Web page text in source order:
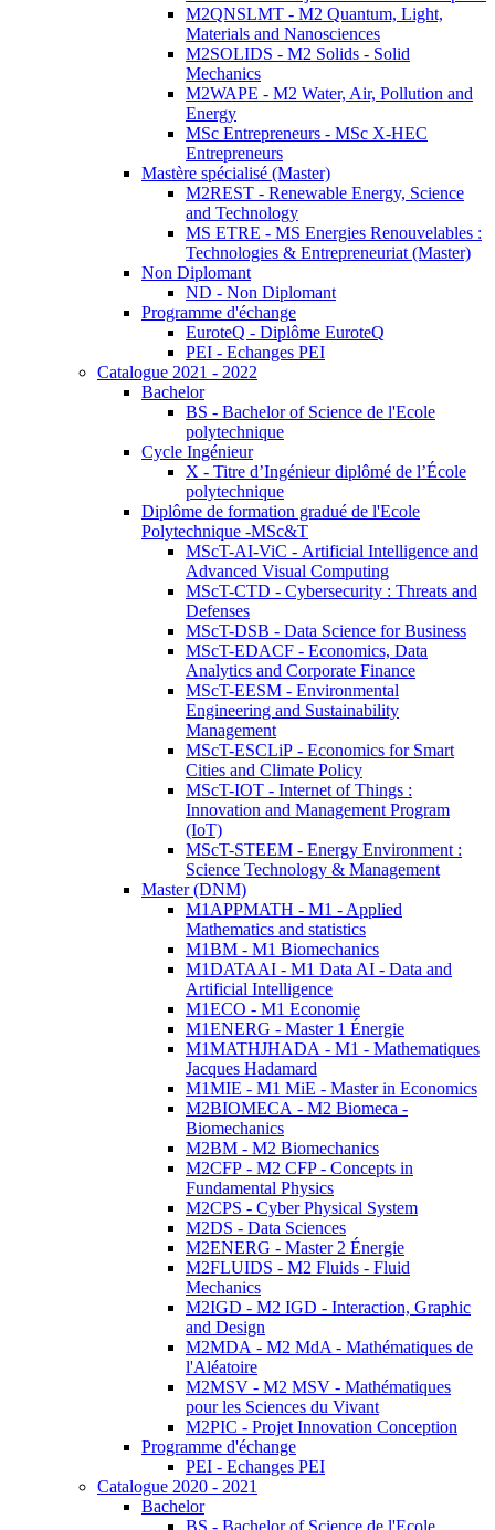
M2QNSLMT - M2 Quantum, Light,
Materials and Nanosciences
M2SOLIDS - M2 Solids - Solid
Mechanics
M2WAPE - M2 Water, Air, Pollution and
Energy
MSc Entrepreneurs - MSc X-HEC
Entrepreneurs
Mastère spécialisé (Master)
M2REST - Renewable Energy, Science
and Technology
MS ETRE - MS Energies Renouvelables :
Technologies & Entrepreneuriat (Master)
Non Diplomant
ND - Non Diplomant
Programme d'échange
EuroteQ - Diplôme EuroteQ
PEI - Echanges PEI
Catalogue 2021 - 2022
Bachelor
BS - Bachelor of Science de l'Ecole
polytechnique
Cycle Ingénieur
X - Titre d’Ingénieur diplômé de l’École
polytechnique
Diplôme de formation gradué de l'Ecole
Polytechnique -MSc&T
MScT-AI-ViC - Artificial Intelligence and
Advanced Visual Computing
MScT-CTD - Cybersecurity : Threats and
Defenses
MScT-DSB - Data Science for Business
MScT-EDACF - Economics, Data
Analytics and Corporate Finance
MScT-EESM - Environmental
Engineering and Sustainability
Management
MScT-ESCLiP - Economics for Smart
Cities and Climate Policy
MScT-IOT - Internet of Things :
Innovation and Management Program
(IoT)
MScT-STEEM - Energy Environment :
Science Technology & Management
Master (DNM)
M1APPMATH - M1 - Applied
Mathematics and statistics
M1BM - M1 Biomechanics
M1DATAAI - M1 Data AI - Data and
Artificial Intelligence
M1ECO - M1 Economie
M1ENERG - Master 1 Énergie
M1MATHJHADA - M1 - Mathematiques
Jacques Hadamard
M1MIE - M1 MiE - Master in Economics
M2BIOMECA - M2 Biomeca -
Biomechanics
M2BM - M2 Biomechanics
M2CFP - M2 CFP - Concepts in
Fundamental Physics
M2CPS - Cyber Physical System
M2DS - Data Sciences
M2ENERG - Master 2 Énergie
M2FLUIDS - M2 Fluids - Fluid
Mechanics
M2IGD - M2 IGD - Interaction, Graphic
and Design
M2MDA - M2 MdA - Mathématiques de
l'Aléatoire
M2MSV - M2 MSV - Mathématiques
pour les Sciences du Vivant
M2PIC - Projet Innovation Conception
Programme d'échange
PEI - Echanges PEI
Catalogue 2020 - 2021
Bachelor
BS - Bachelor of Science de l'Ecole